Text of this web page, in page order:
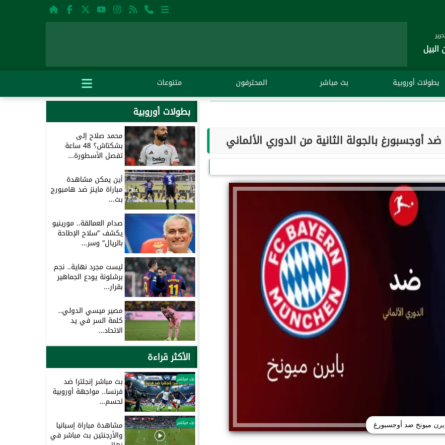
البيل
بطولات أوروبية بث مباشر المحترفون متنوعات
ضد أوجسبورغ بالجولة الثانية من الدوري الألماني
ميونخ ضد أوجسبورغ
بطولات أوروبية
محمد صلاح إلى
بشكتاش؟ 48 ساعة
تفصل الأسطورة...
أين يمكن مشاهدة
مباراة ماينز ضد هامبورج
بث...
صدام العمالقة.. مورينيو
يكشف ”سلاح الإطاحة
بالريال” وسر...
ليست مجرد نهاية.. نجم
برشلونة يودع الجماهير
بقرار...
مصير ميسي الدولي..
كلمة السر في يد
الاتحاد...
الأكثر قراءة
بث مباشر بث مباشر إنجلترا ضد
فرنسا.. مواجهة أوروبية
لحسم...
بث مباشر مشاهدة مباراة إسبانيا
والأرجنتين بث مباشر في